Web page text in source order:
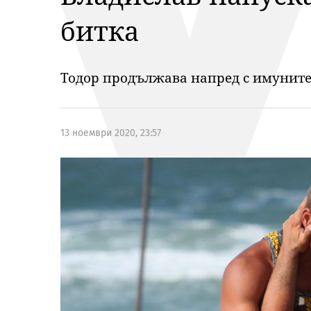
битка
Тодор продължава напред с
13 ноември 2020, 23:57